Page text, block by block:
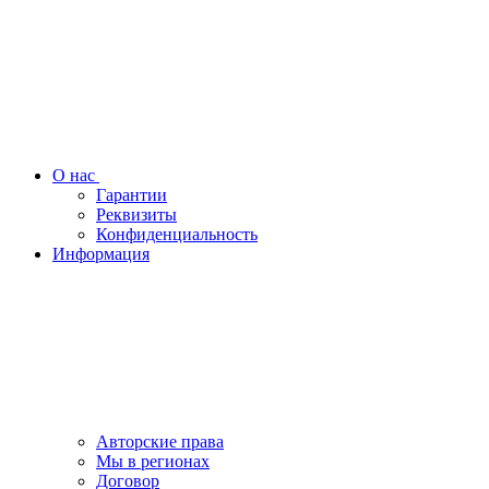
О нас
Гарантии
Реквизиты
Конфиденциальность
Информация
Авторские права
Мы в регионах
Договор